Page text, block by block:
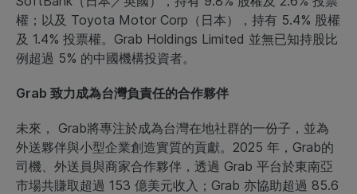
權；以及 Toyota Motor Corp（日本），持有 5.4% 股權
及 1.4% 投票權。Grab Holdings Limited 並無已知持股比
例超過 5% 的中國機構投資者。
Grab 致力成為台灣負責任的合作夥伴
未來， Grab將專注於成為台灣在地社群的一份子，並為
外送夥伴與小型企業創造實質的貢獻。2025 年，Grab的
司機、外送員與商家合作夥伴，透過 Grab 平台於東南亞
市場共賺取超過 153 億美元收入；Grab 亦協助超過 85.6